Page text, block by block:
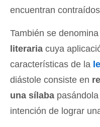
encuentran
También se
literaria cuya
características de la
diástole consiste en
una sílaba
intención de lograr